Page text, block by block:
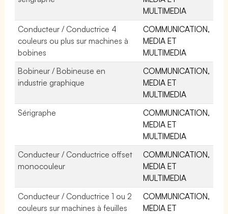
MULTIMEDIA
Conducteur / Conductrice 4
couleurs ou plus sur machines à
bobines
COMMUNICATION,
MEDIA ET
MULTIMEDIA
Bobineur / Bobineuse en
industrie graphique
COMMUNICATION,
MEDIA ET
MULTIMEDIA
Sérigraphe
COMMUNICATION,
MEDIA ET
MULTIMEDIA
Conducteur / Conductrice offset
monocouleur
COMMUNICATION,
MEDIA ET
MULTIMEDIA
Conducteur / Conductrice 1 ou 2
couleurs sur machines à feuilles
COMMUNICATION,
MEDIA ET